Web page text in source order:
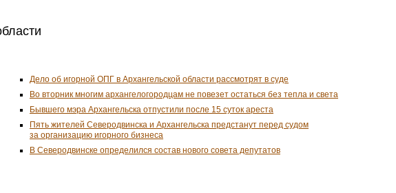
Дело об игорной ОПГ в Архангельской области рассмотрят в суде
Во вторник многим архангелогородцам не повезет остаться без тепла и света
Бывшего мэра Архангельска отпустили после 15 суток ареста
Пять жителей Северодвинска и Архангельска предстанут перед судом
за организацию игорного бизнеса
В Северодвинске определился состав нового совета депутатов